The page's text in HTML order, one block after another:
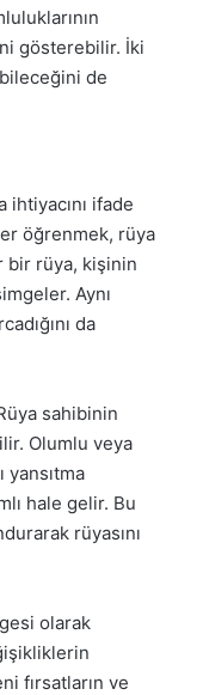
gösterebilir. İki
de
ifade
öğrenmek, rüya
bir rüya, kişinin
Aynı
da
sahibinin
Olumlu veya
hale gelir. Bu
rüyasını
olarak
fırsatların ve